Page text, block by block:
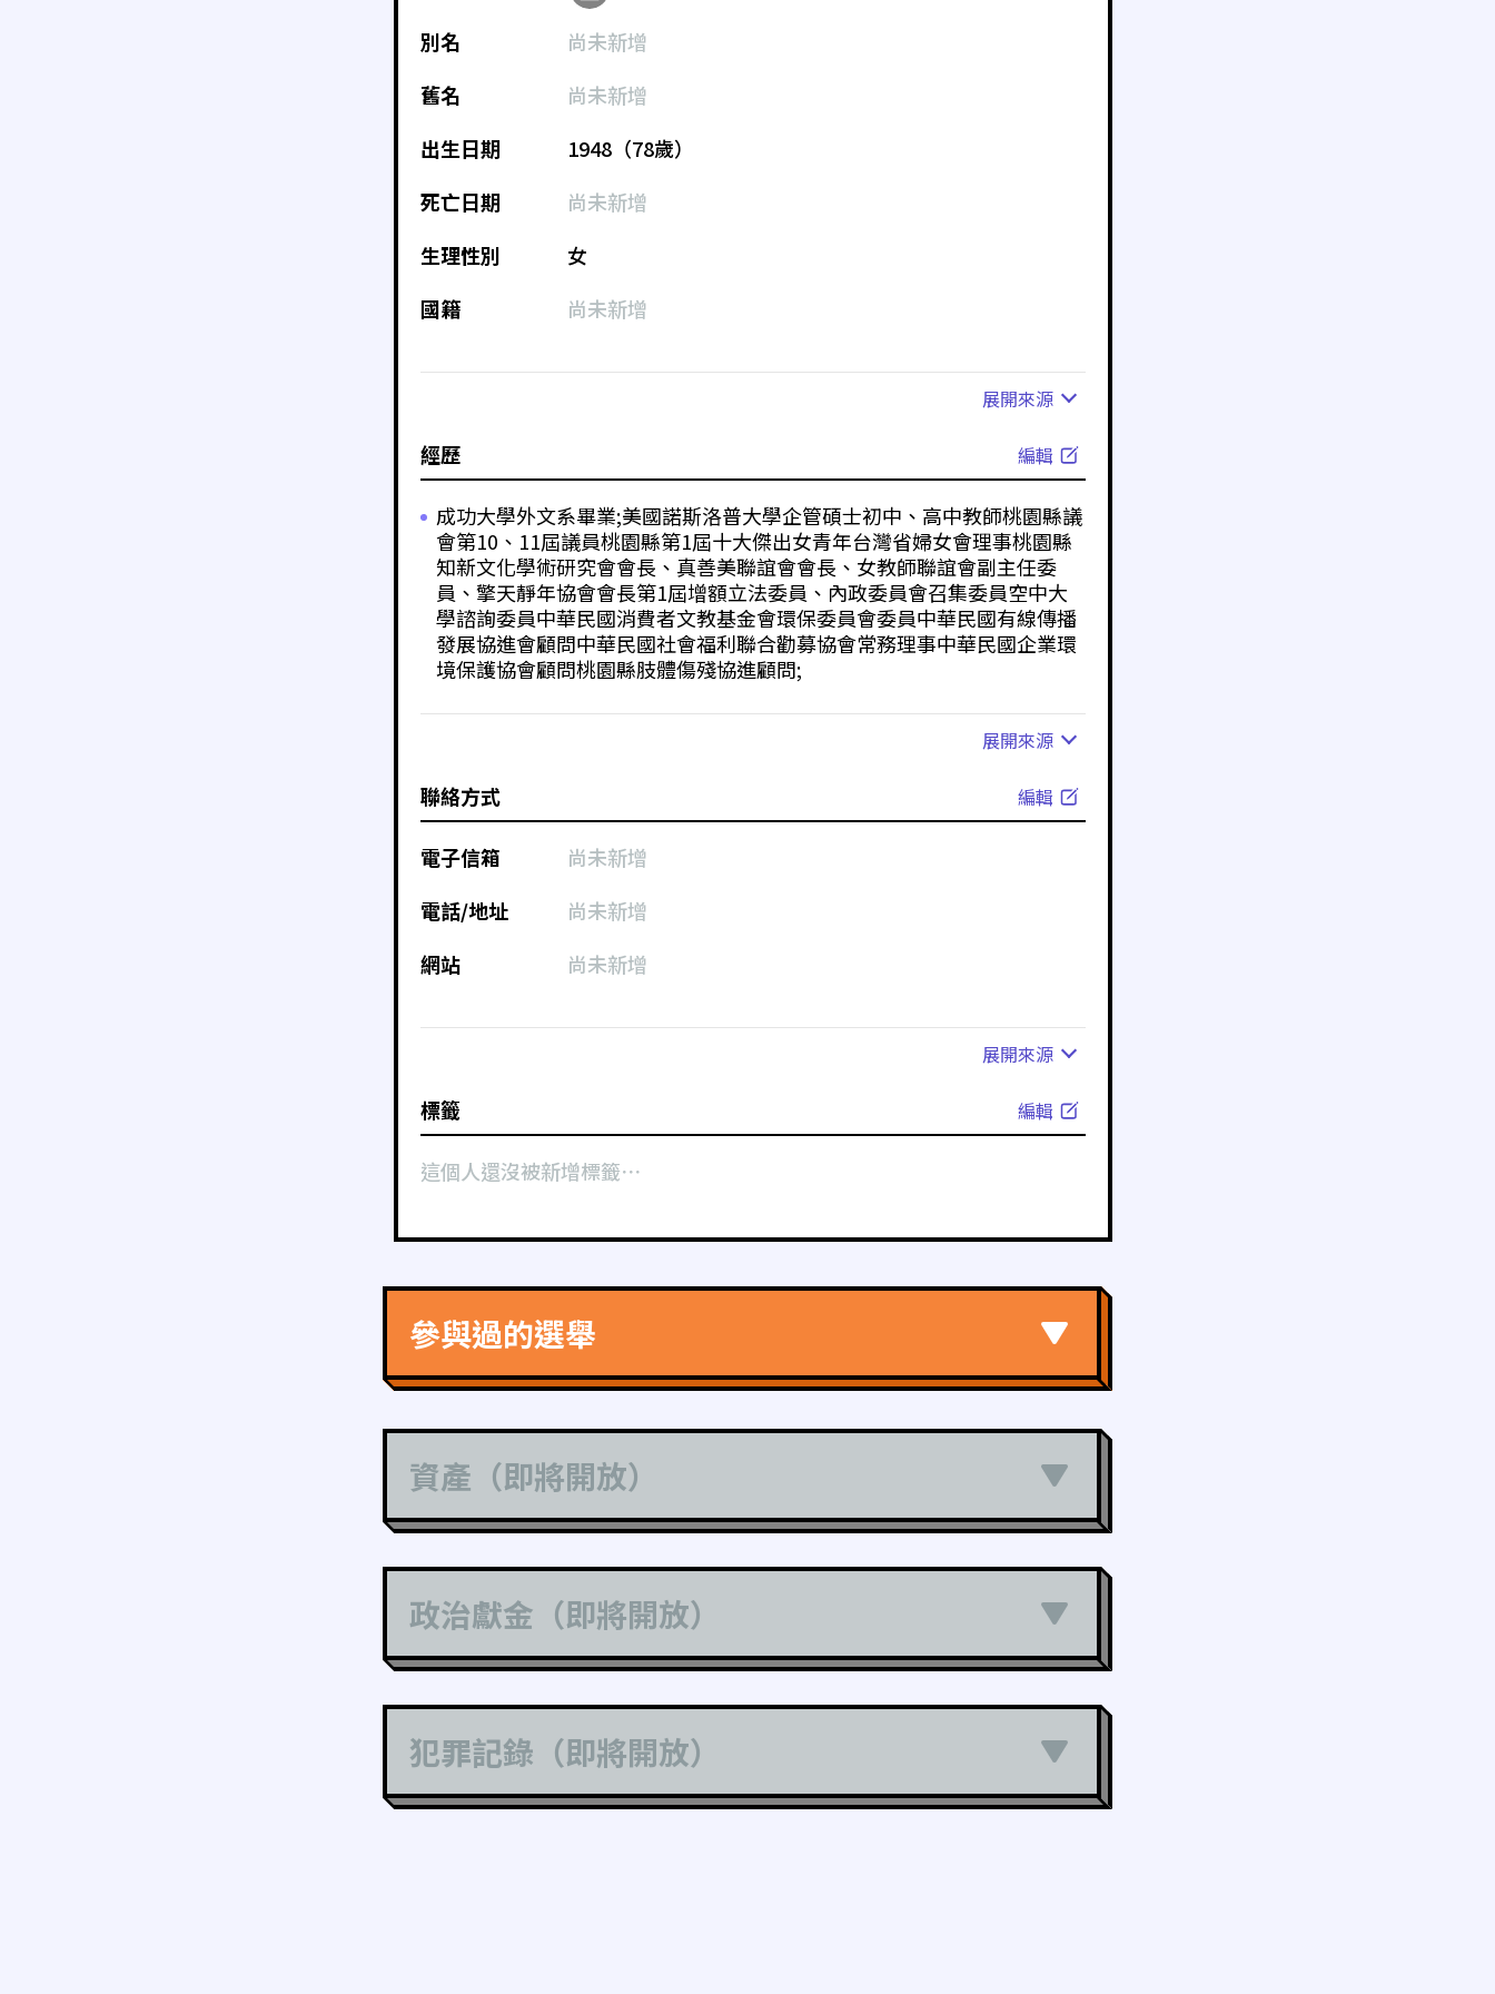
別名
尚未新增
舊名
尚未新增
出生日期
1948（78歲）
死亡日期
尚未新增
生理性別
女
國籍
尚未新增
展開來源
經歷 編輯
成功大學外文系畢業;美國諾斯洛普大學企管碩士初中、高中教師桃園縣議
會第10、11屆議員桃園縣第1屆十大傑出女青年台灣省婦女會理事桃園縣
知新文化學術研究會會長、真善美聯誼會會長、女教師聯誼會副主任委
員、擎天靜年協會會長第1屆增額立法委員、內政委員會召集委員空中大
學諮詢委員中華民國消費者文教基金會環保委員會委員中華民國有線傳播
發展協進會顧問中華民國社會福利聯合勸募協會常務理事中華民國企業環
境保護協會顧問桃園縣肢體傷殘協進顧問;
展開來源
聯絡方式 編輯
電子信箱
尚未新增
電話/地址
尚未新增
網站
尚未新增
展開來源
標籤 編輯
這個人還沒被新增標籤⋯
參與過的選舉
資產（即將開放）
政治獻金（即將開放）
犯罪記錄（即將開放）